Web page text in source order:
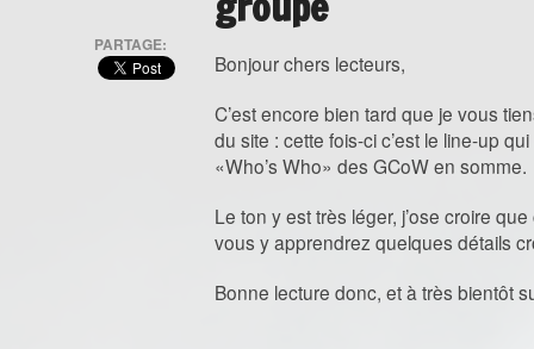
PARTAGE:
Bonjour chers lecteurs,
C’est encore bien tard que je vous
du site : cette fois-ci c’est le line-up
«Who’s Who» des GCoW en somme.
Le ton y est très léger, j’ose croire
vous y apprendrez quelques détails
Bonne lecture donc, et à très bientôt